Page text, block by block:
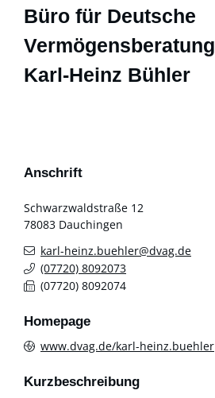
Büro für Deutsche
Vermögensberatung
Karl-Heinz Bühler
Anschrift
Schwarzwaldstraße 12
78083 Dauchingen
karl-heinz.buehler@dvag.de
(07720) 8092073
(07720) 8092074
Homepage
www.dvag.de/karl-heinz.buehler
Kurzbeschreibung